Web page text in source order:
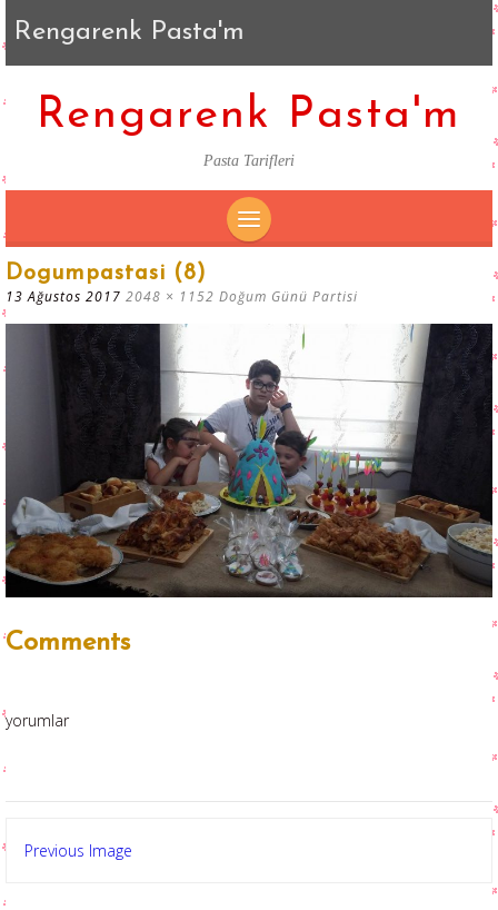
Rengarenk Pasta'm
Rengarenk Pasta'm
Pasta Tarifleri
Dogumpastasi (8)
13 Ağustos 2017 2048 × 1152 Doğum Günü Partisi
Comments
yorumlar
Previous Image